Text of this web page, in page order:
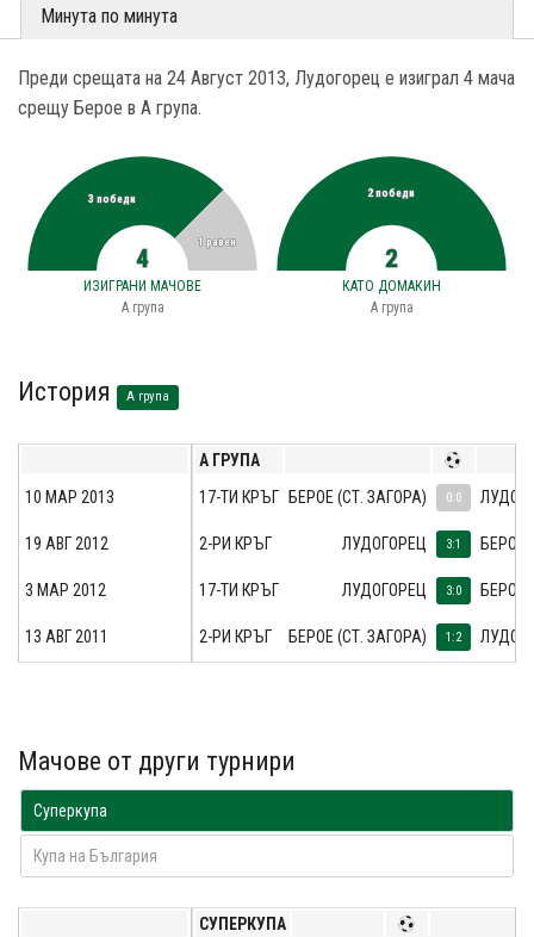
Минута по минута
Преди срещата на 24 Август 2013, Лудогорец е изиграл 4 мача
срещу Берое в A група.
3 победи
1 равен
4
ИЗИГРАНИ МАЧОВЕ
A група
2 победи
2
КАТО ДОМАКИН
A група
История A група
A ГРУПА
17-ТИ КРЪГ
БЕРОЕ (СТ. ЗАГОРА) 0:0
2-РИ КРЪГ ЛУДОГОРЕЦ 3:1 БЕРОЕ
17-ТИ КРЪГ ЛУДОГОРЕЦ 3:0 БЕРОЕ
2-РИ КРЪГ БЕРОЕ (СТ. ЗАГОРА) 1:2
10 МАР 2013
19 АВГ 2012
3 МАР 2012
13 АВГ 2011
Мачове от други турнири
Суперкупа
Купа на България
СУПЕРКУПА